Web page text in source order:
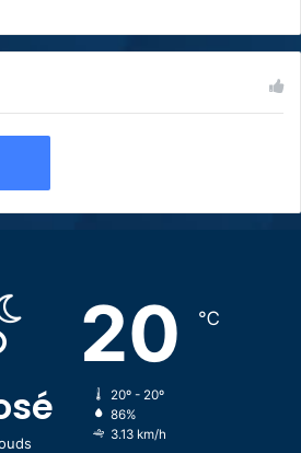
20 ℃
20º - 20º
86%
3.13 km/h